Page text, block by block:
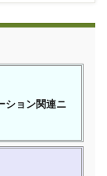
ション関連ニ